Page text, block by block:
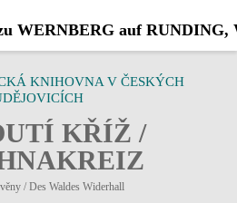
KNIHOVNA V ČESKÝCH
KŘÍŽ /
/ Des Waldes Widerhall
WERNBERG auf